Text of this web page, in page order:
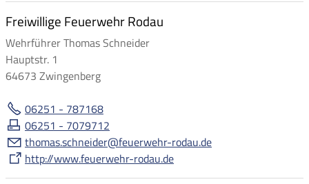
Freiwillige Feuerwehr Rodau
Wehrführer Thomas Schneider
Hauptstr. 1
64673 Zwingenberg
06251 - 787168
06251 - 7079712
th m sschn d r f rw hr-r d
d
http://www.feuerwehr-rodau.de